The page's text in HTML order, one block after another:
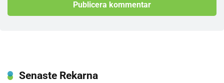
Senaste Rekarna